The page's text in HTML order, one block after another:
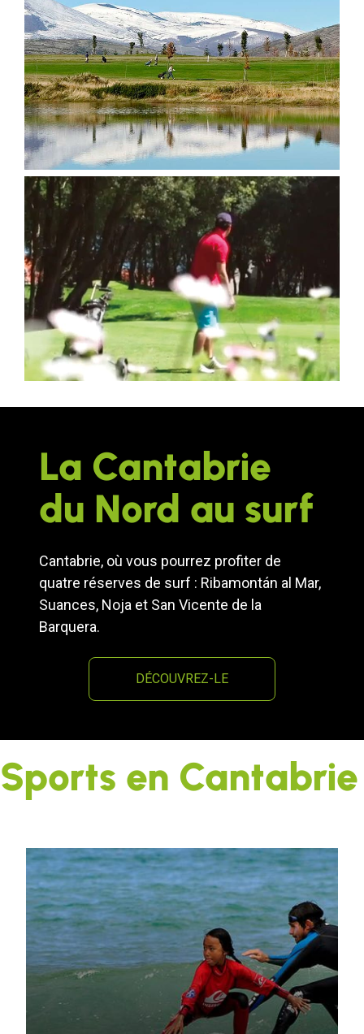
La Cantabrie
du Nord au surf
Cantabrie, où vous pourrez profiter de
quatre réserves de surf : Ribamontán al Mar,
Suances, Noja et San Vicente de la
Barquera.
DÉCOUVREZ-LE
Sports en Cantabrie